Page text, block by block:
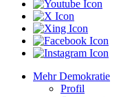
Mehr Demokratie
Profil